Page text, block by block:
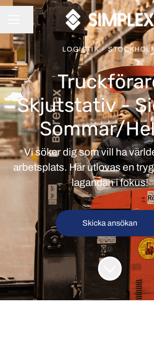
KARRIÄRMENY
Dela sidan
LOGISTIK ·
Skjutstativ -
Sommar/
Vi söker dig som vill ha
arbetsplats. Här utlovas en
lagandan i fokus!
Skicka ansökan